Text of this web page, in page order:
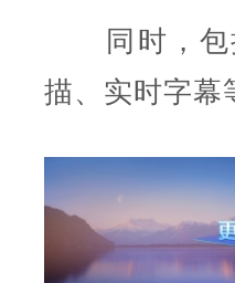
同时，包
描、实时字幕